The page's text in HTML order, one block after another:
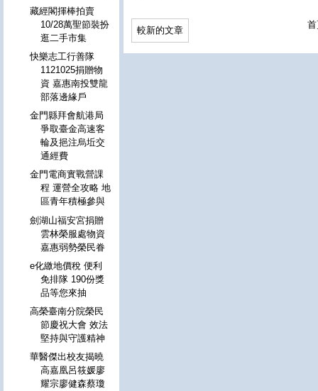
較新的文章
藏經閣揮棒拍賣
10/28萬聖節裝扮
逛二手市集
快樂志工行善隊
1121025捐贈物
資 嘉惠南投雙龍
部落邊緣戶
金門縣拜會航港局
爭取臺金高速客
輪及挹注烏坵交
通經費
金門電商實戰營課
程 運營全攻略 地
區青年積極參與
劍湖山福安宮捐贈
雲林榮服處物資
嘉惠弱勢榮民眷
e化繳地價稅 便利
免排隊 190份獎
品等您來抽
高榮臺南分院榮民
節慶祝大會 效法
堅持與守護精神
華醫傑出校友揭曉
高嘉凰呂筱媛廖
耀宗廖健森蔡瓊